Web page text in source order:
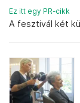
Ez itt egy PR-cikk
A fesztivál két